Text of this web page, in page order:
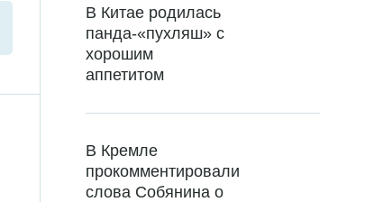
В Китае родилась
панда-«пухляш» с
хорошим
аппетитом
В Кремле
прокомментировали
слова Собянина о